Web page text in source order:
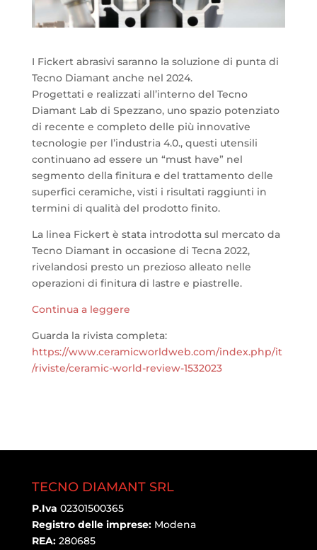
I Fickert abrasivi saranno la soluzione di punta di
Tecno Diamant anche nel 2024.
Progettati e realizzati all’interno del Tecno
Diamant Lab di Spezzano, uno spazio potenziato
di recente e completo delle più innovative
tecnologie per l’industria 4.0., questi utensili
continuano ad essere un “must have” nel
segmento della finitura e del trattamento delle
superfici ceramiche, visti i risultati raggiunti in
termini di qualità del prodotto finito.
La linea Fickert è stata introdotta sul mercato da
Tecno Diamant in occasione di Tecna 2022,
rivelandosi presto un prezioso alleato nelle
operazioni di finitura di lastre e piastrelle.
Continua a leggere
Guarda la rivista completa:
https://www.ceramicworldweb.com/index.php/it
/riviste/ceramic-world-review-1532023
TECNO DIAMANT SRL
P.Iva 02301500365
Registro delle imprese:Modena
REA:280685